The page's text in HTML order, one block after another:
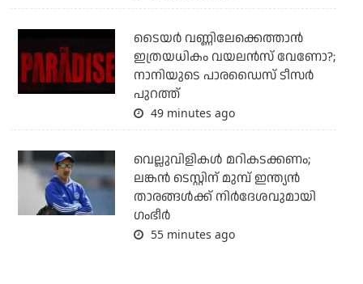
ടൈയര്‍ വണ്ണിലേക്കെത്താന്‍
ഇത്രയധികം വയലന്‍സ് വേണോ?;
നാനിയുടെ പാരഡൈസ് ടീസര്‍
പുറത്ത്
49 minutes ago
വെല്ലുവിളികള്‍ മറികടക്കണം;
ലങ്കന്‍ ടെസ്റ്റിന് മുമ്പ് ഇന്ത്യന്‍
താരങ്ങള്‍ക്ക് നിര്‍ദേശവുമായി
ഗംഭീര്‍
55 minutes ago